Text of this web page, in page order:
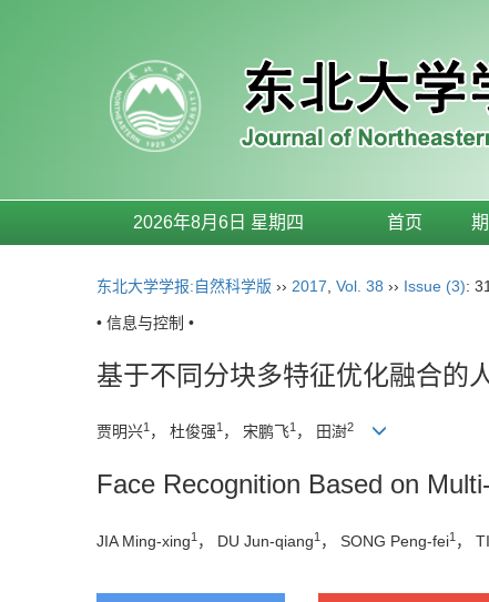
2026年8月6日 星期四 首页
东北大学学报:自然科学版 ›› 2017 Vol. 38 ›› Issue (3):
• 信息与控制 •
基于不同分块多特征优化融合的
贾明兴1 ， 杜俊强1 ， 宋鹏飞1 ， 田澍2
Face Recognition Based on
JIA Ming-xing1 ， DU Jun-qiang1 ， SONG Peng-fei1 ，